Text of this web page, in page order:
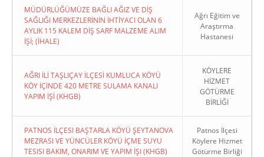
MÜDÜRLÜĞÜMÜZE BAĞLI AĞIZ VE DİŞ
SAĞLIĞI MERKEZLERİNİN İHTİYACI OLAN 6
AYLIK 115 KALEM DİŞ SARF MALZEME ALIM
İŞİ; (İHALE)
Ağrı Eğitim ve
Araştırma
Hastanesi
AĞRI İLİ TAŞLIÇAY İLÇESİ KUMLUCA KÖYÜ
KÖY İÇİNDE 420 METRE SULAMA KANALI
YAPIM İŞİ (KHGB)
KÖYLERE
HİZMET
GÖTÜRME
BİRLİĞİ
PATNOS İLÇESI BAŞTARLA KÖYÜ ŞEYTANOVA
MEZRASI VE YÜNCÜLER KÖYÜ İÇME SUYU
TESISI BAKIM, ONARIM VE YAPIM İŞI (KHGB)
Patnos İlçesi
Köylere Hizmet
Götürme Birliği